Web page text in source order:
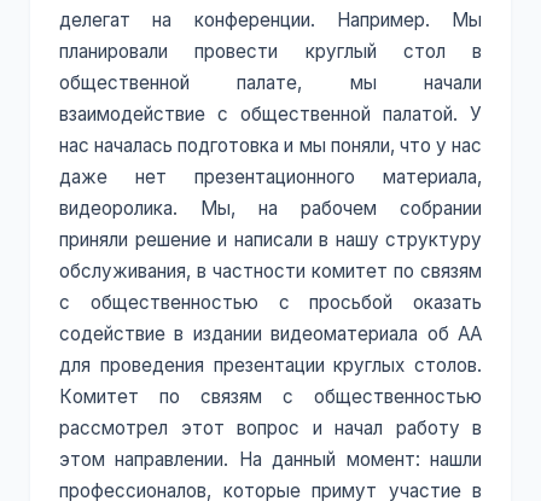
делегат на конференции. Например. Мы
планировали провести круглый стол в
общественной палате, мы начали
взаимодействие с общественной палатой. У
нас началась подготовка и мы поняли, что у нас
даже нет презентационного материала,
видеоролика. Мы, на рабочем собрании
приняли решение и написали в нашу структуру
обслуживания, в частности комитет по связям
с общественностью с просьбой оказать
содействие в издании видеоматериала об АА
для проведения презентации круглых столов.
Комитет по связям с общественностью
рассмотрел этот вопрос и начал работу в
этом направлении. На данный момент: нашли
профессионалов, которые примут участие в